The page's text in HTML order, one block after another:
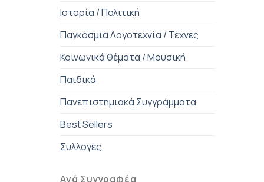
Ιστορία / Πολιτική
Παγκόσμια Λογοτεχνία / Τέχνες
Κοινωνικά θέματα / Μουσική
Παιδικά
Πανεπιστημιακά Συγγράμματα
Best Sellers
Συλλογές
Ανά Συγγραφέα